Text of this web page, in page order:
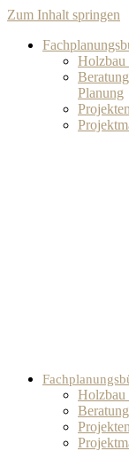
Zum Inhalt springen
Holzbau
Planung
Holzbau